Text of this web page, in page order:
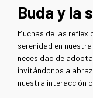
Buda y la
Muchas de las
serenidad en
necesidad de
invitándonos a
nuestra interacción